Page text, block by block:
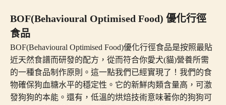
BOF(Behavioural Optimised Food) 優化行徑
食品
BOF(Behavioural Optimised Food)優化行徑食品是按照最貼
近天然食譜而研發的配方，從而符合你愛犬(貓)營養所需
的一種食品制作原則。這一點我們已經實現了！我們的食
物確保狗血糖水平的穩定性。它的新鮮肉類含量高，可激
發狗狗的本能。還有，低溫的烘焙技術意味著你的狗狗可